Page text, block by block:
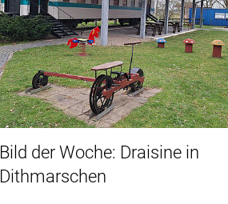
Bild der Woche: Draisine in
Dithmarschen